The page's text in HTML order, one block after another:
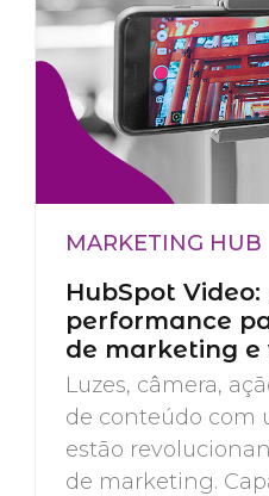
MARKETING HUB
HubSpot Video:
performance
de marketing e
Luzes, câmera,
de conteúdo com
estão
de marketing.